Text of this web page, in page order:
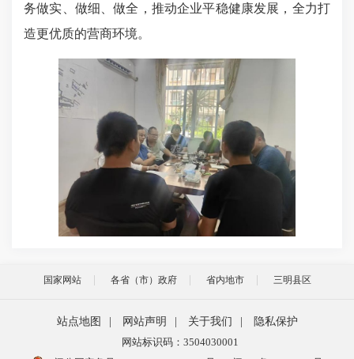
务做实、做细、做全，推动企业平稳健康发展，全力打
造更优质的营商环境。
国家网站 各省（市）政府 省内地市 三明县区
站点地图 网站声明 关于我们
隐私保护
网站标识码：3504030001